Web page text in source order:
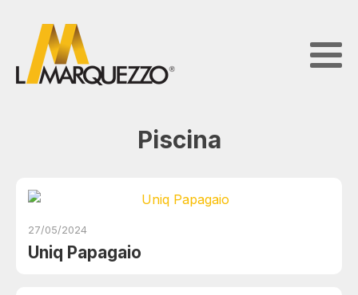
Piscina
27/05/2024
Uniq Papagaio